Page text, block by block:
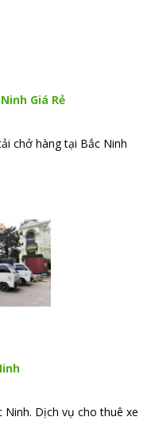
Giá Rẻ
chở hàng tại Bắc Ninh
Ninh. Dịch vụ cho thuê xe